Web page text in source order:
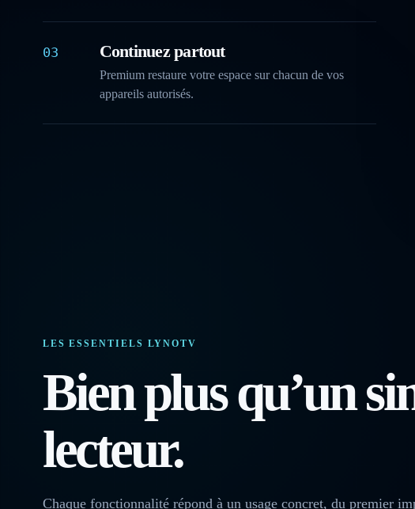
03 Continuez partout
Premium restaure votre espace sur chacun de vos
appareils autorisés.
LES ESSENTIELS LYNOTV
Bien plus qu’un
lecteur.
Chaque fonctionnalité répond à un usage concret, du premier